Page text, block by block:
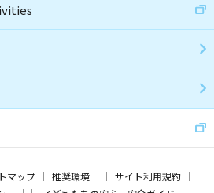
マップ 推奨環境
サイト利用規約